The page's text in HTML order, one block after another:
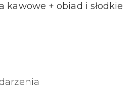
kawowe + obiad i słodkie